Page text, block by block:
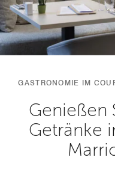
GASTRONOMIE IM
Genießen
Getränke